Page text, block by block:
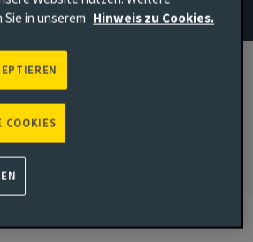
Kingdom
SEIT:
SEIT:
in unserem Hinweis zu Cookies.
COOKIES